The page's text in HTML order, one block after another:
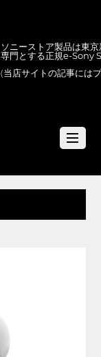
ソニーストア製品は東
専門とする正規e-Sony
(当店サイトの記事には